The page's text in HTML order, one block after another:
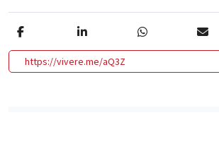
https://vivere.me/aQ3Z